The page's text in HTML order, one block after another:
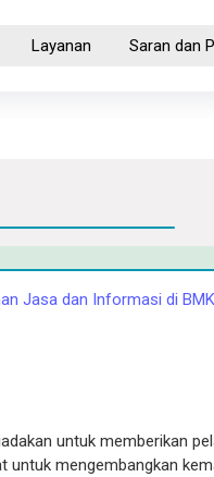
Layanan Saran dan
Jasa dan Informasi di
untuk memberikan
untuk mengembangkan